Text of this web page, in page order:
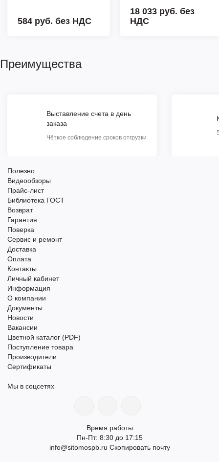
584 руб. без НДС
18 033 руб. без
НДС
Преимущества
Выставление счета в день
заказа
Чёткое соблюдение сроков отгрузки
Полезно
Видеообзоры
Прайс-лист
Библиотека ГОСТ
Возврат
Гарантия
Поверка
Сервис и ремонт
Доставка
Оплата
Контакты
Личный кабинет
Информация
О компании
Документы
Новости
Вакансии
Цветной каталог (PDF)
Поступление товара
Производители
Сертификаты
Мы в соцсетях
Время работы
Пн-Пт: 8:30 до 17:15
info@sitomospb.ru Скопировать почту